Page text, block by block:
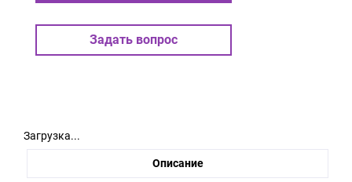
Задать вопрос
Загрузка...
Описание